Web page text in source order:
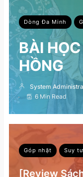
Dòng Đa Minh
BÀI
HỒNG
System
6 Min Read
Góp nhặt Suy tư
[Review